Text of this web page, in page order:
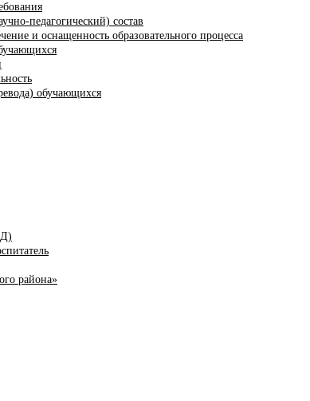
педагогический) состав
и оснащенность образовательного процесса
обучающихся
района»